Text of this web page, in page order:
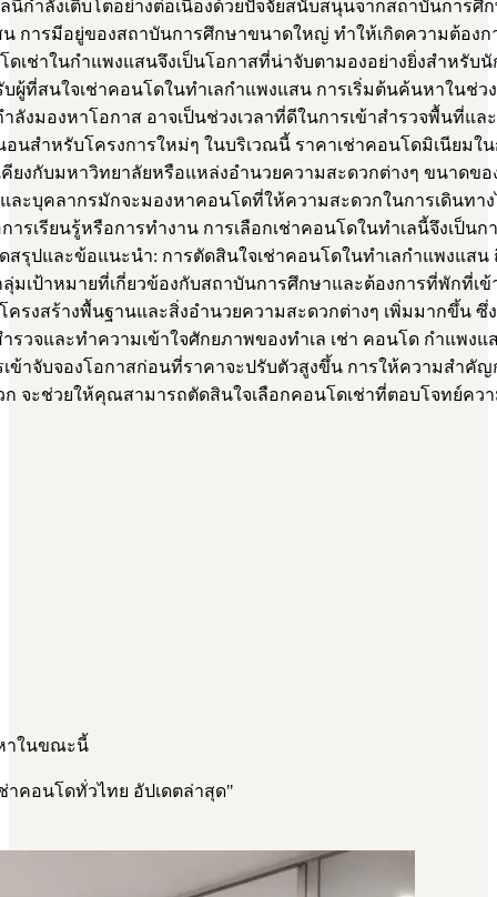
นี้กำลังเติบโตอย่างต่อเนื่องด้วยปัจจัยสนับสนุนจากสถาบันการศึ
น การมีอยู่ของสถาบันการศึกษาขนาดใหญ่ ทำให้เกิดความต้อง
ดเช่าในกำแพงแสนจึงเป็นโอกาสที่น่าจับตามองอย่างยิ่งสำหรั
ผู้ที่สนใจเช่าคอนโดในทำเลกำแพงแสน การเริ่มต้นค้นหาในช่ว
งมองหาโอกาส อาจเป็นช่วงเวลาที่ดีในการเข้าสำรวจพื้นที่แล
นสำหรับโครงการใหม่ๆ ในบริเวณนี้ ราคาเช่าคอนโดมิเนียมใ
คียงกับมหาวิทยาลัยหรือแหล่งอำนวยความสะดวกต่างๆ ขนาดข
ละบุคลากรมักจะมองหาคอนโดที่ให้ความสะดวกในการเดินทา
รเรียนรู้หรือการทำงาน การเลือกเช่าคอนโดในทำเลนี้จึงเป็น
รุปและข้อแนะนำ: การตัดสินใจเช่าคอนโดในทำเลกำแพงแส
มเป้าหมายที่เกี่ยวข้องกับสถาบันการศึกษาและต้องการที่พักที่เ
งสร้างพื้นฐานและสิ่งอำนวยความสะดวกต่างๆ เพิ่มมากขึ้น ซึ่
วจและทำความเข้าใจศักยภาพของทำเล เช่า คอนโด กำแพงแ
ข้าจับจองโอกาสก่อนที่ราคาจะปรับตัวสูงขึ้น การให้ความสำคั
ก จะช่วยให้คุณสามารถตัดสินใจเลือกคอนโดเช่าที่ตอบโจทย์คว
าในขณะนี้
าคอนโดทั่วไทย อัปเดตล่าสุด"